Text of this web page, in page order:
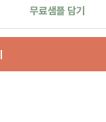
무료샘플 담기